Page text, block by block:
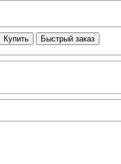
Купить Быстрый заказ